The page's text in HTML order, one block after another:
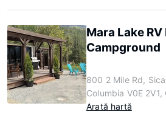
Mara Lake RV
Campground
800 2 Mile Rd,
Columbia V0E 2V1,
Arată hartă